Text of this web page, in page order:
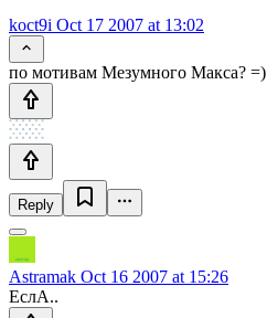
koct9i Oct 17 2007 at 13:02
по мотивам Мезумного Макса? =)
Reply
Astramak Oct 16 2007 at 15:26
ЕслА..